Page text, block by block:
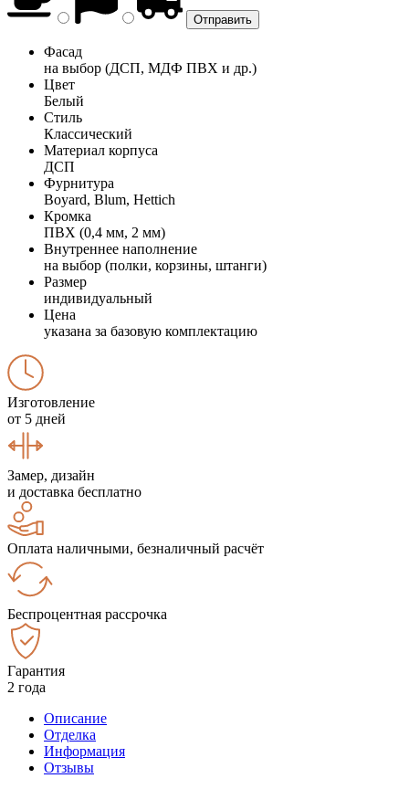
Фасад
на выбор (ДСП, МДФ ПВХ и др.)
Цвет
Белый
Стиль
Классический
Материал корпуса
ДСП
Фурнитура
Boyard, Blum, Hettich
Кромка
ПВХ (0,4 мм, 2 мм)
Внутреннее наполнение
на выбор (полки, корзины, штанги)
Размер
индивидуальный
Цена
указана за базовую комплектацию
Изготовление
от 5 дней
Замер, дизайн
и доставка бесплатно
Оплата наличными, безналичный расчёт
Беспроцентная рассрочка
Гарантия
2 года
Описание
Отделка
Информация
Отзывы